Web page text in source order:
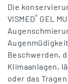
Die
VISMED® GEL
Beschwerden,
Klimaanlagen,
oder das